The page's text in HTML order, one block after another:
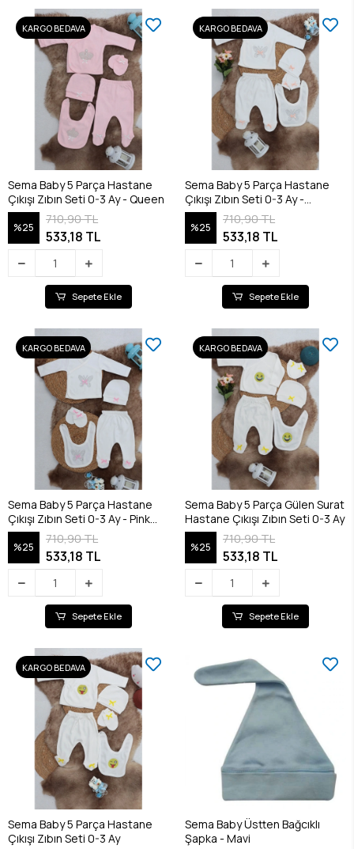
KARGO BEDAVA
Sema Baby 5 Parça Hastane
Çıkışı Zıbın Seti 0-3 Ay - Queen
%25
710,90 TL
533,18 TL
Sepete Ekle
KARGO BEDAVA
Sema Baby 5 Parça Hastane
Çıkışı Zıbın Seti 0-3 Ay -
Butterfly
%25
710,90 TL
533,18 TL
Sepete Ekle
KARGO BEDAVA
Sema Baby 5 Parça Hastane
Çıkışı Zıbın Seti 0-3 Ay - Pink
Butterfly
%25
710,90 TL
533,18 TL
Sepete Ekle
KARGO BEDAVA
Sema Baby 5 Parça Gülen Surat
Hastane Çıkışı Zıbın Seti 0-3 Ay
%25
710,90 TL
533,18 TL
Sepete Ekle
KARGO BEDAVA
Sema Baby 5 Parça Hastane
Çıkışı Zıbın Seti 0-3 Ay
Sema Baby Üstten Bağcıklı
Şapka - Mavi